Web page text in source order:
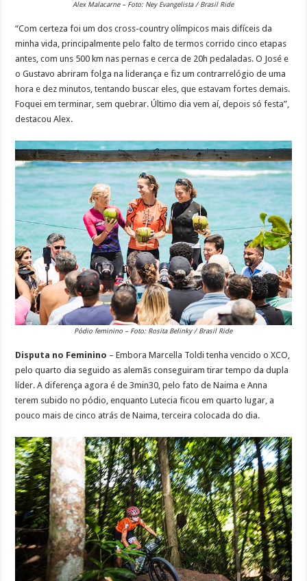
Alex Malacarne – Foto: Ney Evangelista / Brasil Ride
“Com certeza foi um dos cross-country olímpicos mais difíceis da
minha vida, principalmente pelo falto de termos corrido cinco etapas
antes, com uns 500 km nas pernas e cerca de 20h pedaladas. O José e
o Gustavo abriram folga na liderança e fiz um contrarrelógio de uma
hora e dez minutos, tentando buscar eles, que estavam fortes demais.
Foquei em terminar, sem quebrar. Último dia vem aí, depois só festa”,
destacou Alex.
Pódio feminino – Foto: Rosita Belinky / Brasil Ride
Disputa no Feminino – Embora Marcella Toldi tenha vencido o XCO,
pelo quarto dia seguido as alemãs conseguiram tirar tempo da dupla
líder. A diferença agora é de 3min30, pelo fato de Naima e Anna
terem subido no pódio, enquanto Lutecia ficou em quarto lugar, a
pouco mais de cinco atrás de Naima, terceira colocada do dia.